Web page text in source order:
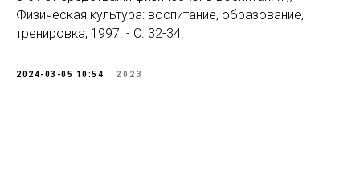
Физическая культура: воспитание, образование,
тренировка, 1997. - С. 32-34.
2024-03-05 10:54 2023